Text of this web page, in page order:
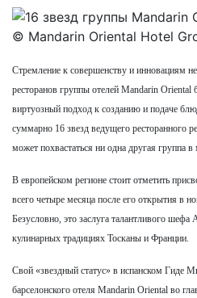
© Mandarin Oriental Hotel
Стремление к совершенству и инновациям
ресторанов группы отелей Mandarin
виртуозный подход к созданию и подаче
суммарно 16 звезд ведущего ресторанного
может похвастаться ни одна другая группа в
В европейском регионе стоит отметить
всего четыре месяца после его открытия в
Безусловно, это заслуга талантливого шефа
кулинарных традициях Тосканы и Франции.
Свой «звездный статус» в испанском Гиде
барселонского отеля Mandarin Oriental во